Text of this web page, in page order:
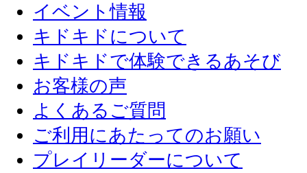
イベント情報
キドキドについて
キドキドで体験できるあそび
お客様の声
よくあるご質問
ご利用にあたってのお願い
プレイリーダーについて